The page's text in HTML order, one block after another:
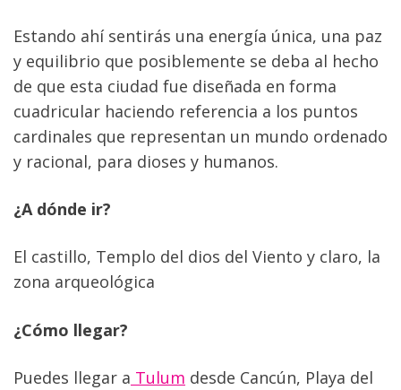
Estando ahí sentirás una energía única, una paz
y equilibrio que posiblemente se deba al hecho
de que esta ciudad fue diseñada en forma
cuadricular haciendo referencia a los puntos
cardinales que representan un mundo ordenado
y racional, para dioses y humanos.
¿A dónde ir?
El castillo, Templo del dios del Viento y claro, la
zona arqueológica
¿Cómo llegar?
Puedes llegar a Tulum desde Cancún, Playa del